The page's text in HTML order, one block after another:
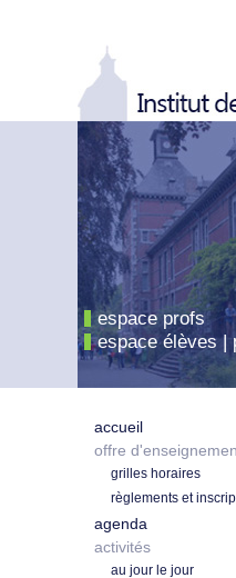
espace profs
espace élèves |
accueil
offre
grilles horaires
règlements et
agenda
activités
au jour le jour